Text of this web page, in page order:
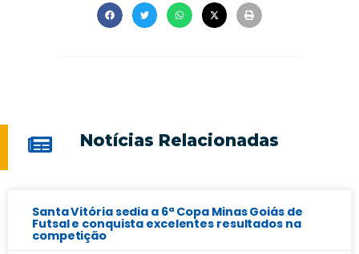
Notícias Relacionadas
Santa Vitória sedia a 6ª Copa Minas Goiás de
Futsal e conquista excelentes resultados na
competição